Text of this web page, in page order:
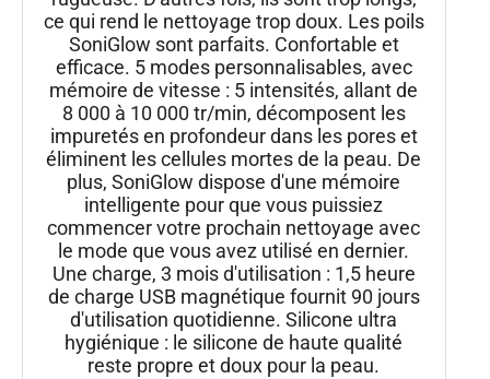
ce qui rend le nettoyage trop doux. Les poils
SoniGlow sont parfaits. Confortable et
efficace. 5 modes personnalisables, avec
mémoire de vitesse : 5 intensités, allant de
8 000 à 10 000 tr/min, décomposent les
impuretés en profondeur dans les pores et
éliminent les cellules mortes de la peau. De
plus, SoniGlow dispose d'une mémoire
intelligente pour que vous puissiez
commencer votre prochain nettoyage avec
le mode que vous avez utilisé en dernier.
Une charge, 3 mois d'utilisation : 1,5 heure
de charge USB magnétique fournit 90 jours
d'utilisation quotidienne. Silicone ultra
hygiénique : le silicone de haute qualité
reste propre et doux pour la peau.